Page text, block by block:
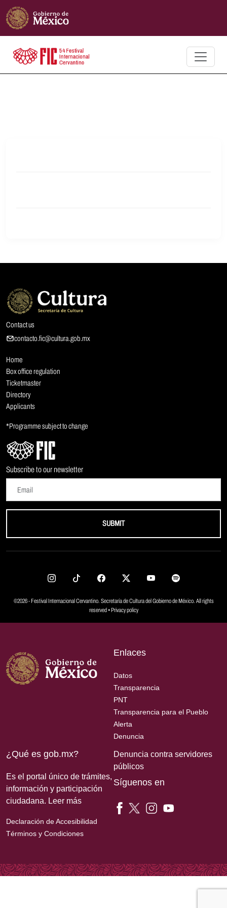
Contact us
contacto.fic@cultura.gob.mx
Home
Box office regulation
Ticketmaster
Directory
Applicants
*Programme subject to change
Subscribe to our newsletter
SUBMIT
©2026 - Festival Internacional Cervantino. Secretaría de Cultura del Gobierno de México. All rights
reserved •Privacy policy
Enlaces
Datos
Transparencia
PNT
Transparencia para el Pueblo
Alerta
Denuncia
¿Qué es gob.mx?
Es el portal único de trámites,
información y participación
ciudadana. Leer más
Declaración de Accesibilidad
Términos y Condiciones
Denuncia contra servidores
públicos
Síguenos en